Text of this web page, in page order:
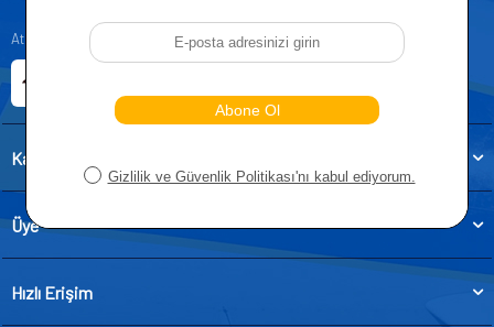
Atatürk, Kıraç Mevkii, Orhan Veli Cd. D:No:19, 34522 Esenyurt/İstanbul
Kategoriler
Üye
Hızlı Erişim